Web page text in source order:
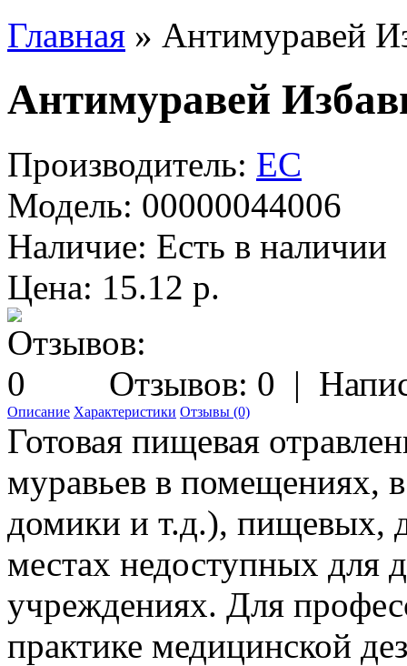
Главная » Антимуравей
Антимуравей
Производитель: ЕС
Модель: 00000044006
Наличие: Есть в наличии
Цена: 15.12 р.
Отзывов: 0 |
Описание Характеристики Отзывы (0)
Готовая пищевая
муравьев в помещениях,
домики и т.д.), пищевых,
местах недоступных для
учреждениях. Для
практике медицинской